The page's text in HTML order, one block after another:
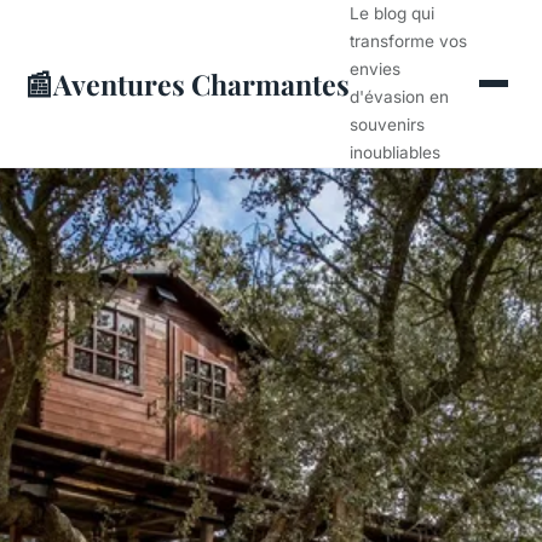
📰Aventures Charmantes
Le blog qui
transforme vos
envies
d'évasion en
souvenirs
inoubliables